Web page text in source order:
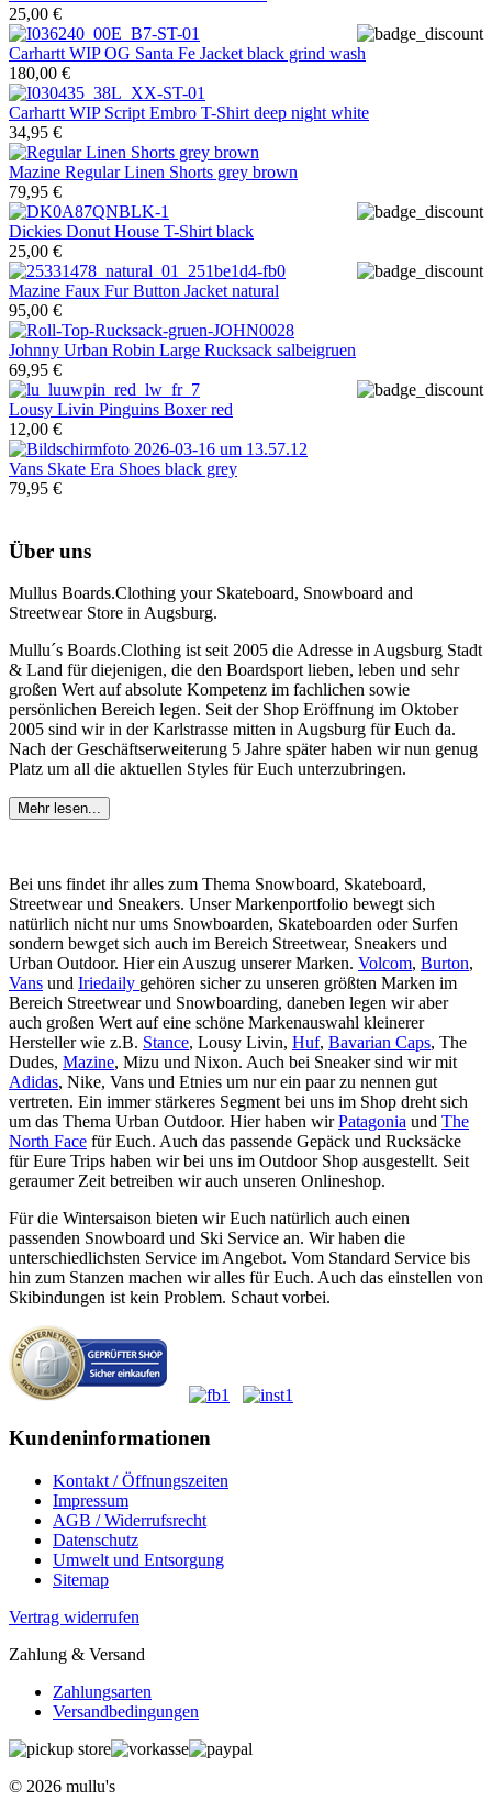
25,00 €
Carhartt WIPOG Santa Fe Jacket black grind wash
180,00 €
Carhartt WIPScript Embro T-Shirt deep night white
34,95 €
Mazine Regular Linen Shorts grey brown
79,95 €
Dickies Donut House T-Shirt black
25,00 €
Mazine Faux Fur Button Jacket natural
95,00 €
Johnny Urban Robin Large Rucksack salbeigruen
69,95 €
Lousy Livin Pinguins Boxer red
12,00 €
Vans Skate Era Shoes black grey
79,95 €
Über uns
Mullus Boards.Clothing your Skateboard, Snowboard and
Streetwear Store in Augsburg.
Mullu´s Boards.Clothing ist seit 2005 die Adresse in Augsburg Stadt
& Land für diejenigen, die den Boardsport lieben, leben und sehr
großen Wert auf absolute Kompetenz im fachlichen sowie
persönlichen Bereich legen. Seit der Shop Eröffnung im Oktober
2005 sind wir in der Karlstrasse mitten in Augsburg für Euch da.
Nach der Geschäftserweiterung 5 Jahre später haben wir nun genug
Platz um all die aktuellen Styles für Euch unterzubringen.
Mehr lesen...
Bei uns findet ihr alles zum Thema Snowboard, Skateboard,
Streetwear und Sneakers. Unser Markenportfolio bewegt sich
natürlich nicht nur ums Snowboarden, Skateboarden oder Surfen
sondern bewget sich auch im Bereich Streetwear, Sneakers und
Urban Outdoor. Hier ein Auszug unserer Marken. Volcom, Burton,
Vans und Iriedaily gehören sicher zu unseren größten Marken im
Bereich Streetwear und Snowboarding, daneben legen wir aber
auch großen Wert auf eine schöne Markenauswahl kleinerer
Hersteller wie z.B. Stance, Lousy Livin, Huf, Bavarian Caps, The
Dudes, Mazine, Mizu und Nixon. Auch bei Sneaker sind wir mit
Adidas, Nike, Vans und Etnies um nur ein paar zu nennen gut
vertreten. Ein immer stärkeres Segment bei uns im Shop dreht sich
um das Thema Urban Outdoor. Hier haben wirPatagonia und The
North Face für Euch. Auch das passende Gepäck und Rucksäcke
für Eure Trips haben wir bei uns im Outdoor Shop ausgestellt. Seit
geraumer Zeit betreiben wir auch unseren Onlineshop.
Für die Wintersaison bieten wir Euch natürlich auch einen
passenden Snowboard und Ski Service an. Wir haben die
unterschiedlichsten Service im Angebot. Vom Standard Service bis
hin zum Stanzen machen wir alles für Euch. Auch das einstellen von
Skibindungen ist kein Problem. Schaut vorbei.
Kundeninformationen
Kontakt / Öffnungszeiten
Impressum
AGB / Widerrufsrecht
Datenschutz
Umwelt und Entsorgung
Sitemap
Vertrag widerrufen
Zahlung & Versand
Zahlungsarten
Versandbedingungen
© 2026 mullu's